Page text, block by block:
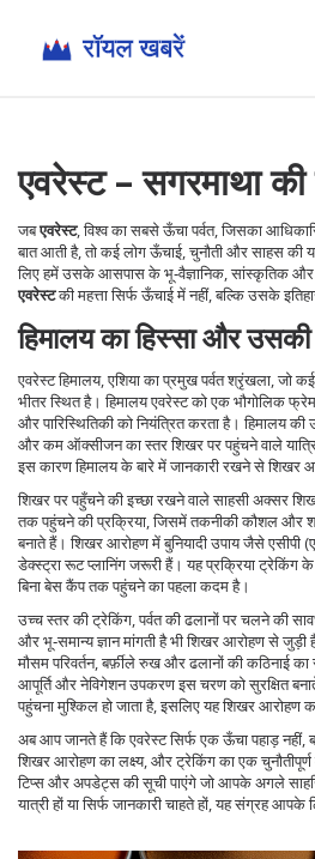
एवरेस्ट – सगरमाथा की
जबएवरेस्ट,विश्व का सबसे ऊँचा पर्वत, जिसका
बात आती है, तो कई लोग ऊँचाई, चुनौती और साहस
लिए हमें उसके आसपास के भू‑वैज्ञानिक, सांस्कृतिक और
एवरेस्टकी महत्ता सिर्फ ऊँचाई में नहीं, बल्कि उसके
हिमालय का हिस्सा और
एवरेस्टहिमालय,एशिया का प्रमुख पर्वत श्रृंखला, जो
भीतर स्थित है। हिमालय एवरेस्ट को एक भौगोलिक
और पारिस्थितिकी को नियंत्रित करता है। हिमालय
और कम ऑक्सीजन का स्तर शिखर पर पहुंचने वाले
इस कारण हिमालय के बारे में जानकारी रखने से शिखर
शिखर पर पहुँचने की इच्छा रखने वाले साहसी अक्सर
तक पहुंचने की प्रक्रिया, जिसमें तकनीकी कौशल और
बनाते हैं। शिखर आरोहण में बुनियादी उपाय जैसे एसीपी
डेक्स्ट्रा रूट प्लानिंग जरूरी हैं। यह प्रक्रिया ट्रेकिंग के
बिना बेस कैंप तक पहुंचने का पहला कदम है।
उच्च स्तर कीट्रेकिंग,पर्वत की ढलानों पर चलने की
और भू‑समान्य ज्ञान मांगती हैभी शिखर आरोहण से जुड़ी
मौसम परिवर्तन, बर्फ़ीले रुख और ढलानों की कठिनाई
आपूर्ति और नेविगेशन उपकरण इस चरण को सुरक्षित
पहुंचना मुश्किल हो जाता है, इसलिए यह शिखर आरोहण का
अब आप जानते हैं कि एवरेस्ट सिर्फ एक ऊँचा पहाड़ नहीं,
शिखर आरोहण का लक्ष्य, और ट्रेकिंग का एक चुनौतीपूर्ण
टिप्स और अपडेट्स की सूची पाएंगे जो आपके अगले
यात्री हों या सिर्फ जानकारी चाहते हों, यह संग्रह आपके